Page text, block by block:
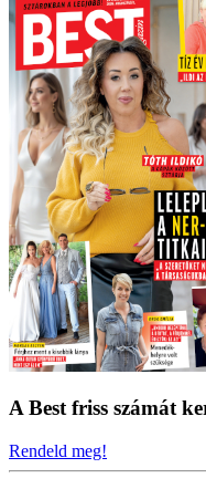
A Best friss számát
Rendeld meg!